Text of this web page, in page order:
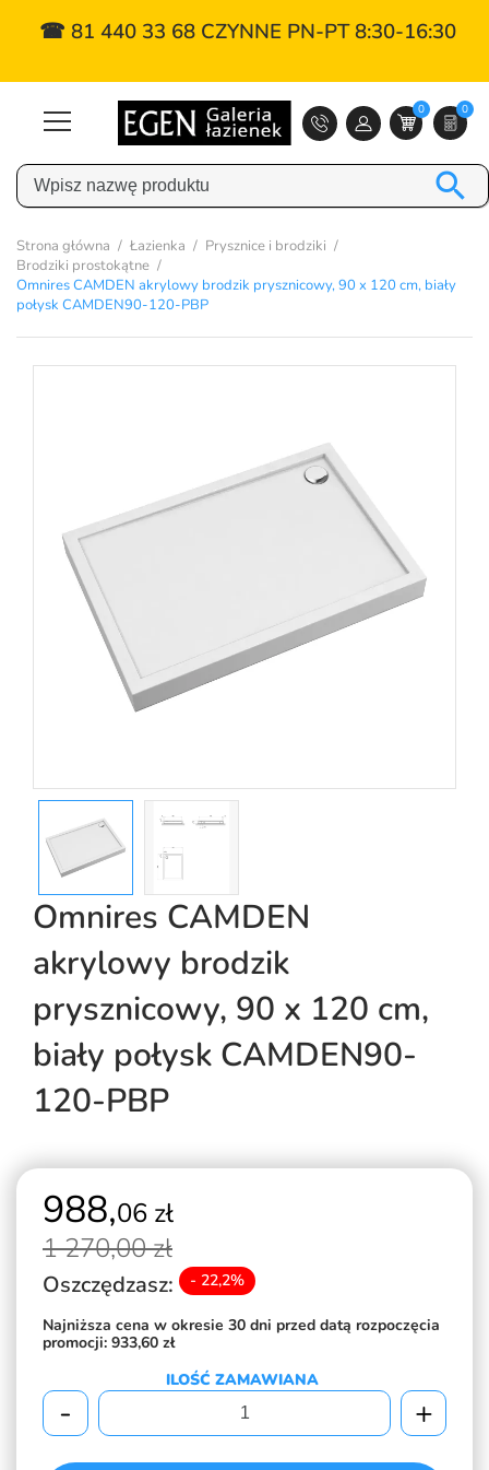
☎ 81 440 33 68 CZYNNE PN-PT 8:30-16:30
0 0

Strona główna Łazienka
Prysznice i brodziki
Brodziki prostokątne
Omnires CAMDEN akrylowy brodzik prysznicowy, 90 x 120 cm, biały
połysk CAMDEN90-120-PBP
Omnires CAMDEN
akrylowy brodzik
prysznicowy, 90 x 120 cm,
biały połysk CAMDEN90-
120-PBP
988,06 zł
1 270,00 zł
Oszczędzasz: - 22,2%
Najniższa cena w okresie 30 dni przed datą rozpoczęcia
promocji: 933,60 zł
ILOŚĆ ZAMAWIANA
- +